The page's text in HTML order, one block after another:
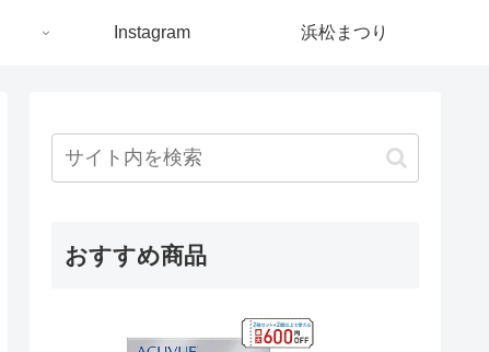
Instagram 浜松まつり
おすすめ商品